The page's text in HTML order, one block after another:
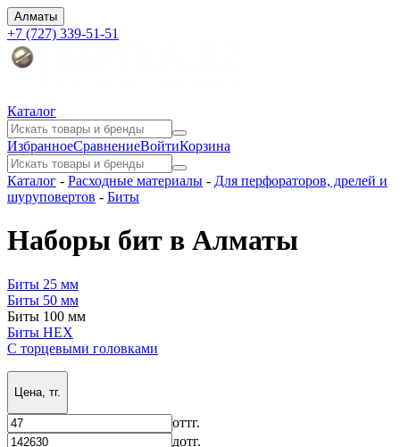
Алматы
+7 (727) 339-51-51
Каталог
ИзбранноеСравнениеВойтиКорзина
Каталог - Расходные материалы - Для перфораторов, дрелей и
шуруповертов - Биты
Наборы бит в Алматы
Биты 25 мм
Биты 50 мм
Биты 100 мм
Биты HEX
С торцевыми головками
Цена, тг.
оттг.
дотг.